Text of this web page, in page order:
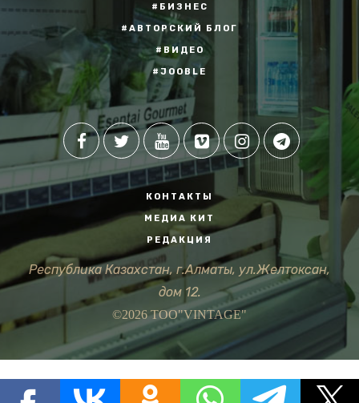
#БИЗНЕС
#АВТОРСКИЙ БЛОГ
#ВИДЕО
#JOOBLE
КОНТАКТЫ
МЕДИА КИТ
РЕДАКЦИЯ
Республика Казахстан, г.Алматы, ул.Желтоксан,
дом 12.
©2026 ТОО"VINTAGE"